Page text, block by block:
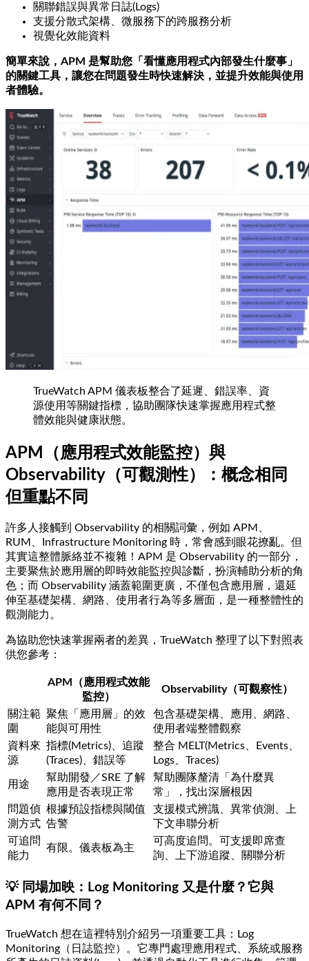
關聯錯誤與異常日誌(Logs)
支援分散式架構、微服務下的跨服務分析
視覺化效能資料
簡單來說，APM 是幫助您「看懂應用程式內部發生什麼事」
的關鍵工具，讓您在問題發生時快速解決，並提升效能與使用
者體驗。
TrueWatch APM 儀表板整合了延遲、錯誤率、資
源使用等關鍵指標，協助團隊快速掌握應用程式整
體效能與健康狀態。
APM（應用程式效能監控）與
Observability（可觀測性）：概念相同
但重點不同
許多人接觸到 Observability 的相關詞彙，例如 APM、
RUM、Infrastructure Monitoring 時，常會感到眼花撩亂。但
其實這整體脈絡並不複雜！APM 是 Observability 的一部分，
主要聚焦於應用層的即時效能監控與診斷，扮演輔助分析的角
色；而 Observability 涵蓋範圍更廣，不僅包含應用層，還延
伸至基礎架構、網路、使用者行為等多層面，是一種整體性的
觀測能力。
為協助您快速掌握兩者的差異，TrueWatch 整理了以下對照表
供您參考：
APM（應用程式效能
監控）
Observability（可觀察性）
關注範
圍
聚焦「應用層」的效
能與可用性
包含基礎架構、應用、網路、
使用者端整體觀察
資料來
源
指標(Metrics)、追蹤
(Traces)、錯誤等
整合 MELT(Metrics、Events、
Logs、Traces)
用途
幫助開發／SRE 了解
應用是否表現正常
幫助團隊釐清「為什麼異
常」，找出深層根因
問題偵
測方式
根據預設指標與閾值
告警
支援模式辨識、異常偵測、上
下文串聯分析
可追問
能力
有限。儀表板為主
可高度追問。可支援即席查
詢、上下游追蹤、關聯分析
💡 同場加映：Log Monitoring 又是什麼？它與
APM 有何不同？
TrueWatch 想在這裡特別介紹另一項重要工具：Log
Monitoring（日誌監控）。它專門處理應用程式、系統或服務